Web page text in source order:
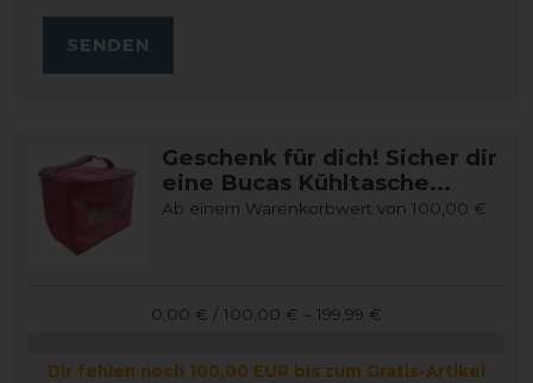
SENDEN
Geschenk für dich! Sicher dir
eine Bucas Kühltasche...
Ab einem Warenkorbwert von 100,00 €
0,00 € / 100,00 € – 199,99 €
Dir fehlen noch 100,00 EUR bis zum Gratis-Artikel